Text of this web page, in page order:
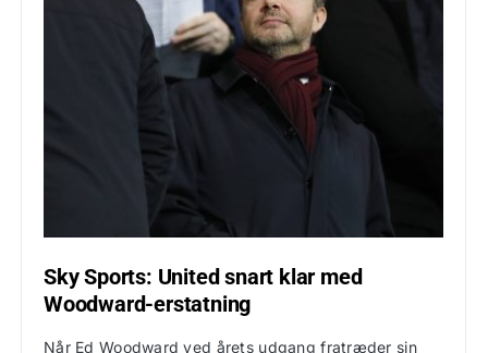
Sky Sports: United snart klar med
Woodward-erstatning
Når Ed Woodward ved årets udgang fratræder sin